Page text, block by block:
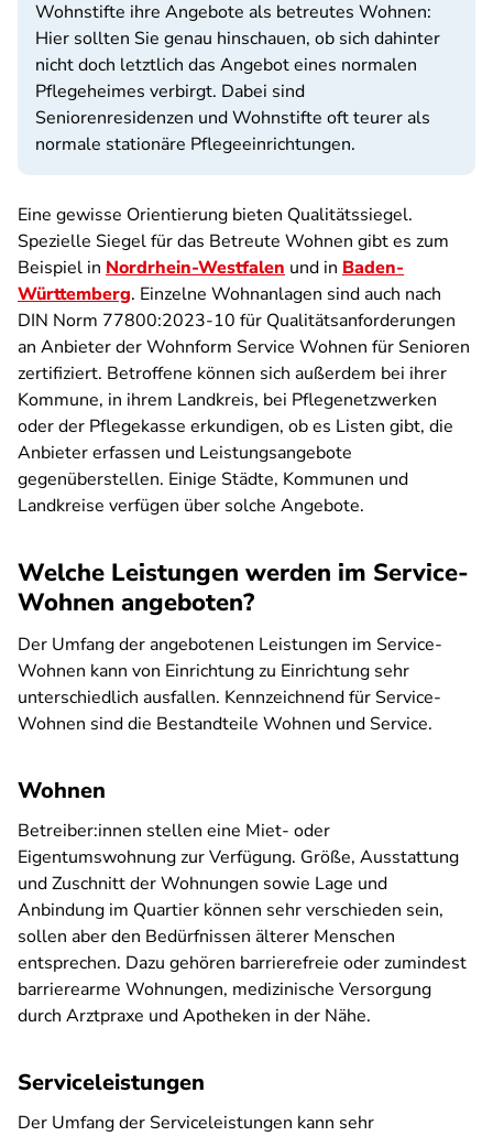
Wohnstifte ihre Angebote als betreutes Wohnen:
Hier sollten Sie genau hinschauen, ob sich dahinter
nicht doch letztlich das Angebot eines normalen
Pflegeheimes verbirgt. Dabei sind
Seniorenresidenzen und Wohnstifte oft teurer als
normale stationäre Pflegeeinrichtungen.
Eine gewisse Orientierung bieten Qualitätssiegel.
Spezielle Siegel für das Betreute Wohnen gibt es zum
Beispiel in Nordrhein-Westfalen und in Baden-
Württemberg. Einzelne Wohnanlagen sind auch nach
DIN Norm 77800:2023-10 für Qualitätsanforderungen
an Anbieter der Wohnform Service Wohnen für Senioren
zertifiziert. Betroffene können sich außerdem bei ihrer
Kommune, in ihrem Landkreis, bei Pflegenetzwerken
oder der Pflegekasse erkundigen, ob es Listen gibt, die
Anbieter erfassen und Leistungsangebote
gegenüberstellen. Einige Städte, Kommunen und
Landkreise verfügen über solche Angebote.
Welche Leistungen werden im Service-
Wohnen angeboten?
Der Umfang der angebotenen Leistungen im Service-
Wohnen kann von Einrichtung zu Einrichtung sehr
unterschiedlich ausfallen. Kennzeichnend für Service-
Wohnen sind die Bestandteile Wohnen und Service.
Wohnen
Betreiber:innen stellen eine Miet- oder
Eigentumswohnung zur Verfügung. Größe, Ausstattung
und Zuschnitt der Wohnungen sowie Lage und
Anbindung im Quartier können sehr verschieden sein,
sollen aber den Bedürfnissen älterer Menschen
entsprechen. Dazu gehören barrierefreie oder zumindest
barrierearme Wohnungen, medizinische Versorgung
durch Arztpraxe und Apotheken in der Nähe.
Serviceleistungen
Der Umfang der Serviceleistungen kann sehr